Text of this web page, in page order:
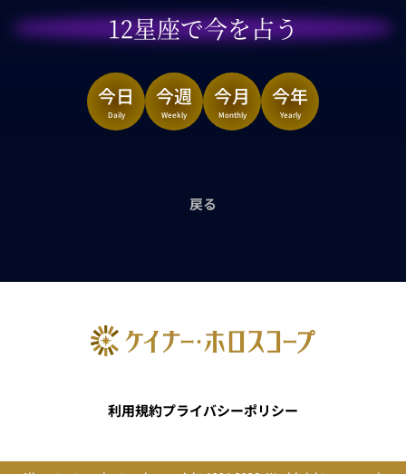
12星座で今を占う
今日
Daily
今週
Weekly
今月
Monthly
今年
Yearly
戻る
利用規約プライバシーポリシー